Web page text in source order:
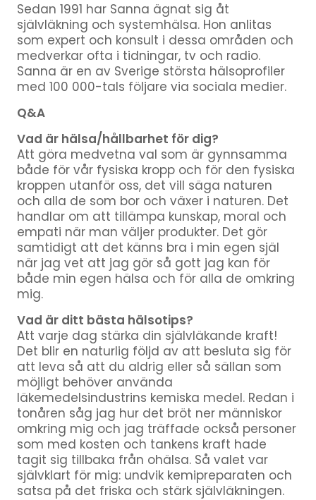
Sedan 1991 har Sanna ägnat sig åt
självläkning och systemhälsa. Hon anlitas
som expert och konsult i dessa områden och
medverkar ofta i tidningar, tv och radio.
Sanna är en av Sverige största hälsoprofiler
med 100 000-tals följare via sociala medier.
Q&A
Vad är hälsa/hållbarhet för dig?
Att göra medvetna val som är gynnsamma
både för vår fysiska kropp och för den fysiska
kroppen utanför oss, det vill säga naturen
och alla de som bor och växer i naturen. Det
handlar om att tillämpa kunskap, moral och
empati när man väljer produkter. Det gör
samtidigt att det känns bra i min egen själ
när jag vet att jag gör så gott jag kan för
både min egen hälsa och för alla de omkring
mig.
Vad är ditt bästa hälsotips?
Att varje dag stärka din självläkande kraft!
Det blir en naturlig följd av att besluta sig för
att leva så att du aldrig eller så sällan som
möjligt behöver använda
läkemedelsindustrins kemiska medel. Redan i
tonåren såg jag hur det bröt ner människor
omkring mig och jag träffade också personer
som med kosten och tankens kraft hade
tagit sig tillbaka från ohälsa. Så valet var
självklart för mig: undvik kemipreparaten och
satsa på det friska och stärk självläkningen.